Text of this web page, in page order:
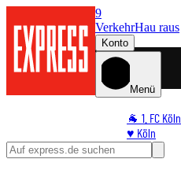
9
VerkehrHau raus
Konto
Menü
🐐 1. FC Köln
♥️ Köln
⭐ Promi